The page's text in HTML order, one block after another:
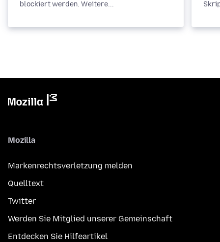
blockiert werden. Weitere...
Mozilla
Markenrechtsverletzung melden
Quelltext
Twitter
Werden Sie Mitglied unserer Gemeinschaft
Entdecken Sie Hilfeartikel